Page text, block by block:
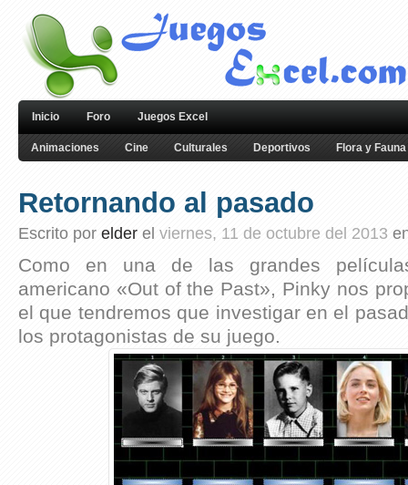
Inicio Foro Juegos Excel
Animaciones Cine Culturales Deportivos Flora y Fauna
Retornando al pasado
Escrito por elder el viernes, 11 de octubre del 2013
Como en una de las grandes
americano «Out of the Past», Pinky nos
el que tendremos que investigar en el
los protagonistas de su juego.